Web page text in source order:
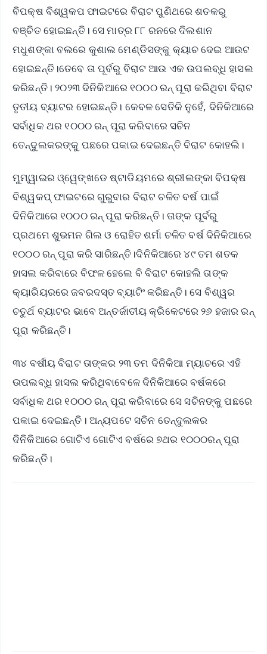
ବିପକ୍ଷ ବିଶ୍ୱକପ ଫାଇଟରେ ବିରାଟ ପୁଣିଥରେ ଶତକରୁ
ବଞ୍ଚିତ ହୋଇଛନ୍ତି। ସେ ମାତ୍ର ୮୮ ରନରେ ଦିଲଶାନ
ମଧୁଶଙ୍କା ବଲରେ କୁଶାଲ ମେଣ୍ଡିସଙ୍କୁ କ୍ୟାଚ ଦେଇ ଆଉଟ
ହୋଇଛନ୍ତି।ତେବେ ତା ପୂର୍ବରୁ ବିରାଟ ଆଉ ଏକ ଉପଲବ୍ଧି ହାସଲ
କରିଛନ୍ତି। ୨୦୨୩ ଦିନିକିଆରେ ୧୦୦୦ ରନ୍‌ ପୂରା କରିଥିବା ବିରାଟ
ତୃତୀୟ ବ୍ୟାଟର ହୋଇଛନ୍ତି। କେବଳ ସେତିକି ନୁହେଁ, ଦିନିକିଆରେ
ସର୍ବାଧିକ ଥର ୧୦୦୦ ରନ୍‌ ପୂରା କରିବାରେ ସଚିନ
ତେନ୍ଦୁଲକରଙ୍କୁ ପଛରେ ପକାଇ ଦେଇଛନ୍ତି ବିରାଟ କୋହଲି।
ମୁମ୍ୱାଇର ଓ୍ୱେଙ୍ଖଡେ ଷ୍ଟାଡିୟମରେ ଶ୍ରୀଲଙ୍କା ବିପକ୍ଷ
ବିଶ୍ୱକପ୍‌ ଫାଇଟରେ ଗୁରୁବାର ବିରାଟ ଚଳିତ ବର୍ଷ ପାଇଁ
ଦିନିକିଆରେ ୧୦୦୦ ରନ୍‌ ପୂରା କରିଛନ୍ତି। ତାଙ୍କ ପୂର୍ବରୁ
ପ୍ରଥମେ ଶୁଭମନ ଗିଲ ଓ ରୋହିତ ଶର୍ମା ଚଳିତ ବର୍ଷ ଦିନିକିଆରେ
୧୦୦୦ ରନ୍‌ ପୂରା କରି ସାରିଛନ୍ତି।ଦିନିକିଆରେ ୪୯ ତମ ଶତକ
ହାସଲ କରିବାରେ ବିଫଳ ହେଲେ ବି ବିରାଟ କୋହଲି ତାଙ୍କ
କ୍ୟାରିୟରରେ ଜବରଦସ୍ତ ବ୍ୟାଟିଂ କରିଛନ୍ତି। ସେ ବିଶ୍ୱର
ଚତୁର୍ଥ ବ୍ୟାଟର ଭାବେ ଅନ୍ତର୍ଜାତୀୟ କ୍ରିକେଟରେ ୨୬ ହଜାର ରନ୍‌
ପୂରା କରିଛନ୍ତି।
୩୪ ବର୍ଷୀୟ ବିରାଟ ତାଙ୍କର ୨୩ ତମ ଦିନିକିଆ ମ୍ୟାଚରେ ଏହି
ଉପଲବ୍ଧି ହାସଲ କରିଥିବାବେଳେ ଦିନିକିଆରେ ବର୍ଷକରେ
ସର୍ବାଧିକ ଥର ୧୦୦୦ ରନ୍‌ ପୂରା କରିବାରେ ସେ ସଚିନଙ୍କୁ ପଛରେ
ପକାଇ ଦେଇଛନ୍ତି। ଅନ୍ୟପଟେ ସଚିନ ତେନ୍ଦୁଲକର
ଦିନିକିଆରେ ଗୋଟିଏ ଗୋଟିଏ ବର୍ଷରେ ୭ଥର ୧୦୦୦ରନ୍‌ ପୂରା
କରିଛନ୍ତି।